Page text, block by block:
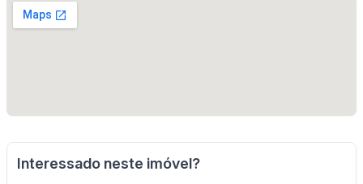
Interessado neste imóvel?